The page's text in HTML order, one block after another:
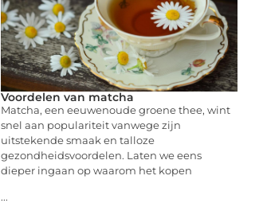
Voordelen van matcha
Matcha, een eeuwenoude groene thee, wint
snel aan populariteit vanwege zijn
uitstekende smaak en talloze
gezondheidsvoordelen. Laten we eens
dieper ingaan op waarom het kopen
...